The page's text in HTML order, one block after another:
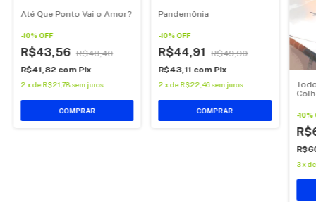
Até Que Ponto Vai o Amor?
-10%OFF
R$43,56 R$48,40
R$41,82 com Pix
2xdeR$21,78 sem juros
COMPRAR
Pandemônia
-10%OFF
R$44,91
R$49,90
R$43,11 com Pix
2 xdeR$22,46 sem juros
COMPRAR
-10%
3x